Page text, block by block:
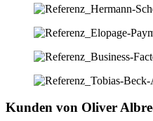
Kunden von Oliver